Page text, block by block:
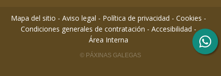
Mapa del sitio - Aviso legal - Política de privacidad - Cookies -
Condiciones generales de contratación - Accesibilidad -
Área Interna
© PÁXINAS GALEGAS